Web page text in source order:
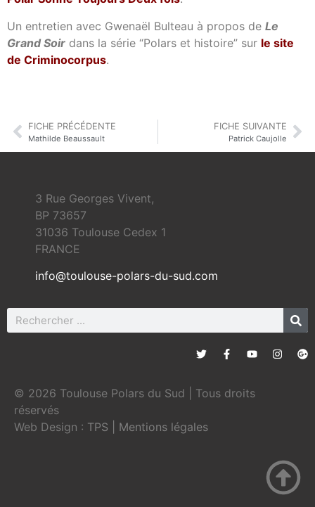
Un entretien avec Gwenaël Bulteau à propos de Le
Grand Soir dans la série “Polars et histoire” sur le site
de Criminocorpus.
FICHE PRÉCÉDENTE
Mathilde Beaussault
FICHE SUIVANTE
Patrick Caujolle
3 Rue Georges Vivent,
BP 73657
31036 Toulouse Cedex 1
FRANCE
info@toulouse-polars-du-sud.com
© 2026 Toulouse Polars du Sud | Tous droits
réservés
Web Design : TPS Mentions légales